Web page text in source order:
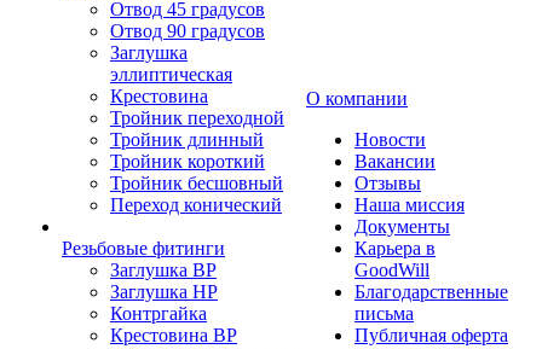
Отвод 45 градусов
Отвод 90 градусов
Заглушка
эллиптическая
Крестовина
Тройник переходной
Тройник длинный
Тройник короткий
Тройник бесшовный
Переход конический
Резьбовые фитинги
Заглушка ВР
Заглушка НР
Контргайка
Крестовина ВР
О компании
Новости
Вакансии
Отзывы
Наша миссия
Документы
Карьера в
GoodWill
Благодарственные
письма
Публичная оферта